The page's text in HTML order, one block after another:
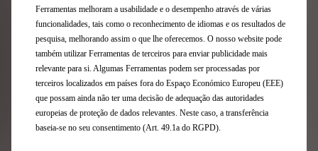
Ferramentas melhoram a usabilidade e o desempenho através de várias
funcionalidades, tais como o reconhecimento de idiomas e os resultados de
pesquisa, melhorando assim o que lhe oferecemos. O nosso website pode
também utilizar Ferramentas de terceiros para enviar publicidade mais
relevante para si. Algumas Ferramentas podem ser processadas por
terceiros localizados em países fora do Espaço Económico Europeu (EEE)
que possam ainda não ter uma decisão de adequação das autoridades
europeias de proteção de dados relevantes. Neste caso, a transferência
baseia-se no seu consentimento (Art. 49.1a do RGPD).